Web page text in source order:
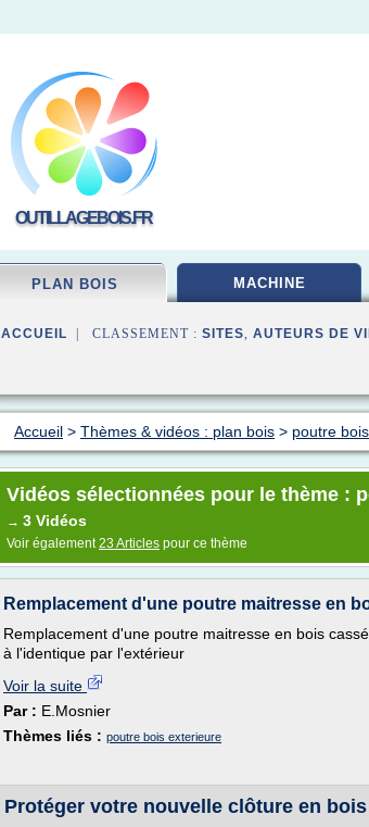
OUTILLAGEBOIS.FR
PLAN BOIS MACHINE
ACCUEIL | CLASSEMENT : SITES, AUTEURS DE
Accueil > Thèmes & vidéos : plan bois > poutre bois
Vidéos sélectionnées pour le thème :
→ 3 Vidéos
Voir également23 Articles pour ce thème
Remplacement d'une poutre maitresse en
Remplacement d'une poutre maitresse en bois
à l'identique par l'extérieur
Voir la suite
Par : E.Mosnier
Thèmes liés : poutre bois exterieure
Protéger votre nouvelle clôture en bois